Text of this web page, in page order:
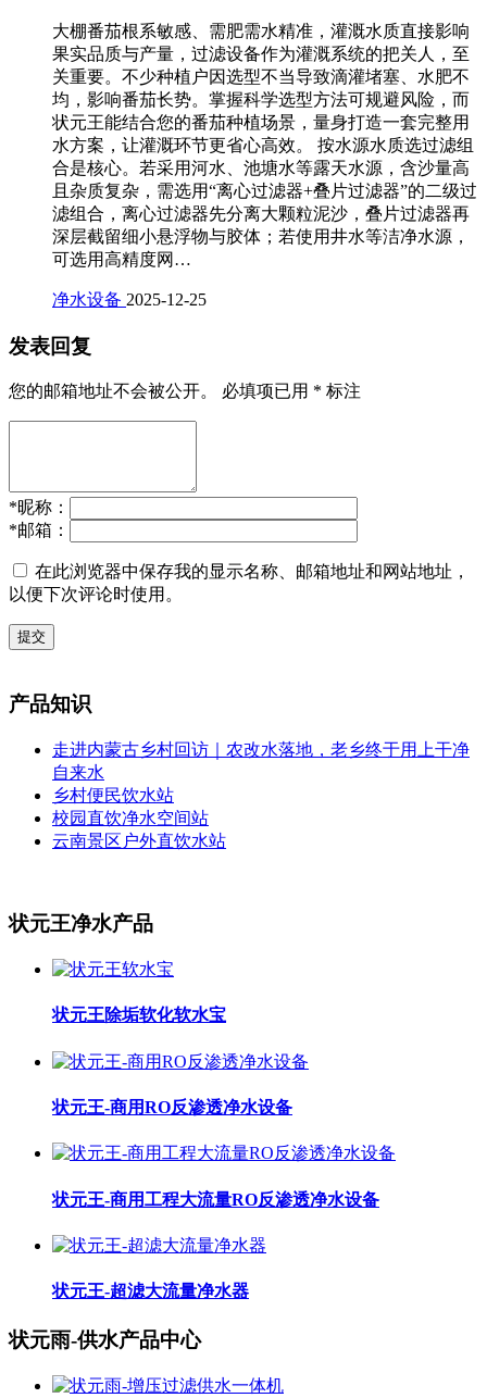
大棚番茄根系敏感、需肥需水精准，灌溉水质直接影响
果实品质与产量，过滤设备作为灌溉系统的把关人，至
关重要。不少种植户因选型不当导致滴灌堵塞、水肥不
均，影响番茄长势。掌握科学选型方法可规避风险，而
状元王能结合您的番茄种植场景，量身打造一套完整用
水方案，让灌溉环节更省心高效。 按水源水质选过滤组
合是核心。若采用河水、池塘水等露天水源，含沙量高
且杂质复杂，需选用“离心过滤器+叠片过滤器”的二级过
滤组合，离心过滤器先分离大颗粒泥沙，叠片过滤器再
深层截留细小悬浮物与胶体；若使用井水等洁净水源，
可选用高精度网…
净水设备 2025-12-25
发表回复
您的邮箱地址不会被公开。 必填项已用 * 标注
*昵称：
*邮箱：
在此浏览器中保存我的显示名称、邮箱地址和网站地址，
以便下次评论时使用。
提交
产品知识
走进内蒙古乡村回访｜农改水落地，老乡终于用上干净
自来水
乡村便民饮水站
校园直饮净水空间站
云南景区户外直饮水站
状元王净水产品
状元王除垢软化软水宝
状元王-商用RO反渗透净水设备
状元王-商用工程大流量RO反渗透净水设备
状元王-超滤大流量净水器
状元雨-供水产品中心